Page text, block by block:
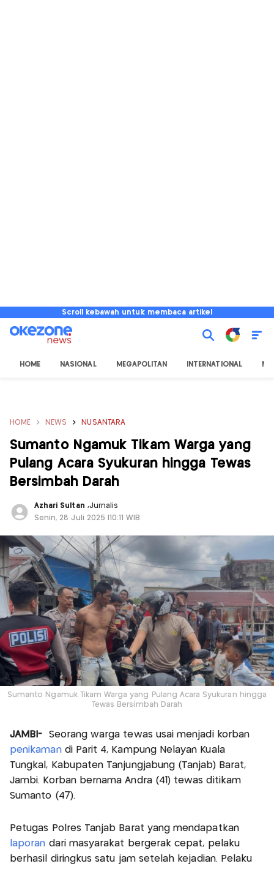
Scroll kebawah untuk membaca artikel
HOME NASIONAL MEGAPOLITAN INTERNATIONAL
HOME NEWS NUSANTARA
Sumanto Ngamuk Tikam Warga yang
Pulang Acara Syukuran hingga Tewas
Bersimbah Darah
Azhari Sultan ,Jurnalis
Senin, 28 Juli 2025 |10:11 WIB
Sumanto Ngamuk Tikam Warga yang Pulang Acara Syukuran hingga
Tewas Bersimbah Darah
JAMBI-
Seorang warga tewas usai menjadi korban
penikaman di Parit 4, Kampung Nelayan Kuala
Tungkal, Kabupaten Tanjungjabung (Tanjab) Barat,
Jambi. Korban bernama Andra (41) tewas ditikam
Sumanto (47).
Petugas Polres Tanjab Barat yang mendapatkan
laporan dari masyarakat bergerak cepat, pelaku
berhasil diringkus satu jam setelah kejadian. Pelaku